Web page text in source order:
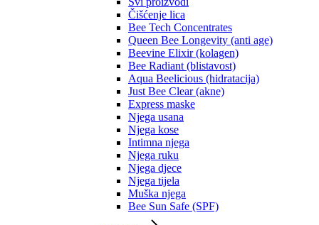
Čišćenje lica
Bee Tech Concentrates
Queen Bee Longevity (anti age)
Beevine Elixir (kolagen)
Bee Radiant (blistavost)
Aqua Beelicious (hidratacija)
Just Bee Clear (akne)
Express maske
Njega usana
Njega kose
Intimna njega
Njega ruku
Njega djece
Njega tijela
Muška njega
Bee Sun Safe (SPF)